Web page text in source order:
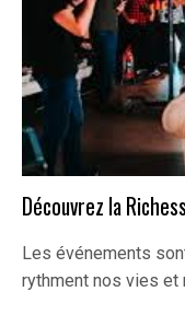
Découvrez la
Les événements
rythment nos vies et